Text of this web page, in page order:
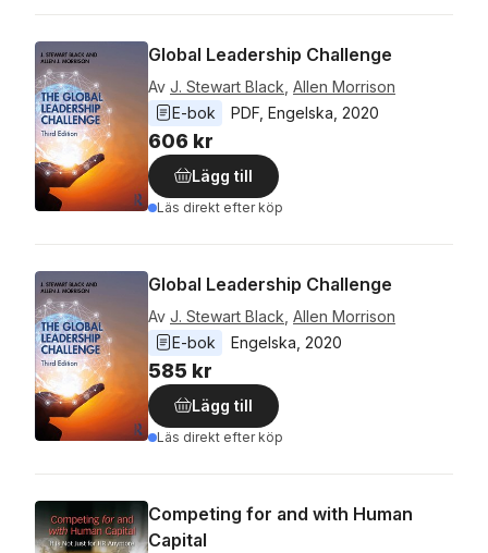
Global Leadership Challenge
Av J. Stewart Black Allen Morrison
E-bok
PDF Engelska 2020
606 kr
Lägg till
Läs direkt efter köp
Global Leadership Challenge
Av J. Stewart Black Allen Morrison
E-bok
Engelska 2020
585 kr
Lägg till
Läs direkt efter köp
Competing for and with Human
Capital